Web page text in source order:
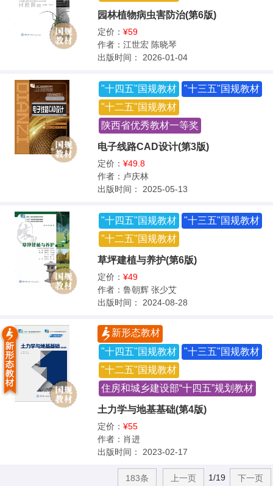
园林植物病虫害防治(第6版)
定价： ¥59
作者： 江世宏 陈晓琴
出版时间：
2026-01-04
"十四五"国规教材
"十三五"国规教材
"十二五"国规教材
陕西省优秀教材一等奖
电子线路CAD设计(第3版)
定价： ¥49.8
作者： 卢庆林
出版时间：
2025-05-13
"十四五"国规教材
"十三五"国规教材
"十二五"国规教材
草坪建植与养护(第6版)
定价： ¥49
作者： 鲁朝辉 张少艾
出版时间：
2024-08-28
新形态教材
"十四五"国规教材
"十三五"国规教材
"十二五"国规教材
住房和城乡建设部“十四五”规划教材
土力学与地基基础(第4版)
定价： ¥55
作者： 肖进
出版时间：
2023-02-17
183条 上一页 1/19 下一页